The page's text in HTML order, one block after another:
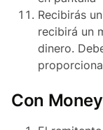
Recibirás
recibirá un
dinero.
Con